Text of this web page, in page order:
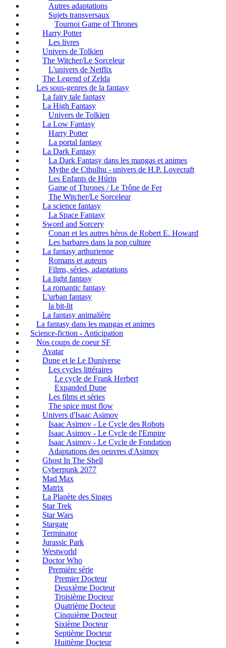
Autres adaptations
Sujets transversaux
Tournoi Game of Thrones
Harry Potter
Les livres
Univers de Tolkien
The Witcher/Le Sorceleur
L'univers de Netflix
The Legend of Zelda
Les sous-genres de la fantasy
La fairy tale fantasy
La High Fantasy
Univers de Tolkien
La Low Fantasy
Harry Potter
La portal fantasy
La Dark Fantasy
La Dark Fantasy dans les mangas et animes
Mythe de Cthulhu - univers de H.P. Lovecraft
Les Enfants de Húrin
Game of Thrones / Le Trône de Fer
The Witcher/Le Sorceleur
La science fantasy
La Space Fantasy
Sword and Sorcery
Conan et les autres héros de Robert E. Howard
Les barbares dans la pop culture
La fantasy arthurienne
Romans et auteurs
Films, séries, adaptations
La light fantasy
La romantic fantasy
L'urban fantasy
la bit-lit
La fantasy animalière
La fantasy dans les mangas et animes
Science-fiction - Anticipation
Nos coups de coeur SF
Avatar
Dune et le Le Duniverse
Les cycles littéraires
Le cycle de Frank Herbert
Expanded Dune
Les films et séries
The spice must flow
Univers d'Isaac Asimov
Isaac Asimov - Le Cycle des Robots
Isaac Asimov - Le Cycle de l'Empire
Isaac Asimov - Le Cycle de Fondation
Adaptations des oeuvres d'Asimov
Ghost In The Shell
Cyberpunk 2077
Mad Max
Matrix
La Planète des Singes
Star Trek
Star Wars
Stargate
Terminator
Jurassic Park
Westworld
Doctor Who
Première série
Premier Docteur
Deuxième Docteur
Troisième Docteur
Quatrième Docteur
Cinquième Docteur
Sixième Docteur
Septième Docteur
Huitième Docteur